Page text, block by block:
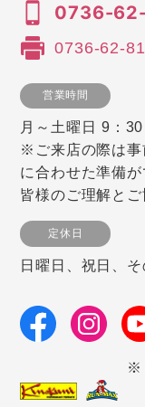
0736-
0736-62-
営業時間
月～土曜日 9：
※ご来店の際は事
に合わせた準備が
皆様のご理解とご
定休日
日曜日、祝日、